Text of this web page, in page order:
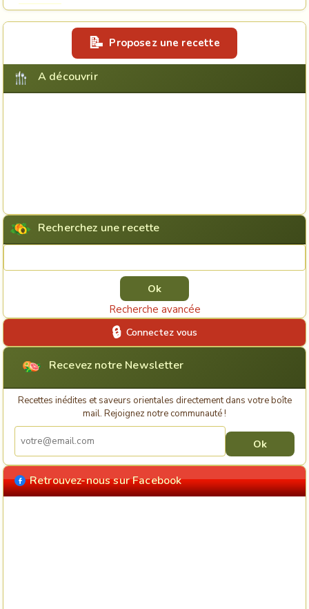
Proposez une recette
A découvrir
Recherchez une recette
Recherche avancée
Connectez vous
Recevez notre Newsletter
Recettes inédites et saveurs orientales directement dans votre boîte
mail. Rejoignez notre communauté !
Retrouvez-nous sur Facebook